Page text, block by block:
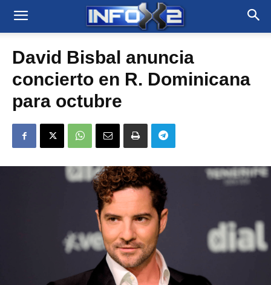
David Bisbal anuncia
concierto en R. Dominicana
para octubre